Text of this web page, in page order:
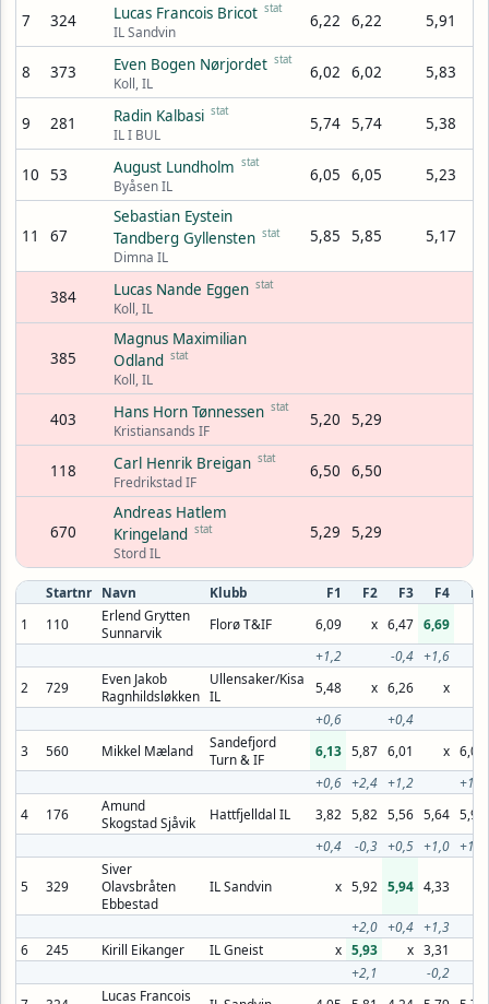
7 324 Lucas Francois Bricot stat
IL Sandvin
6,22 6,22 5,91
8 373 Even Bogen Nørjordet stat
Koll, IL
6,02 6,02 5,83
9 281 Radin Kalbasi stat
IL I BUL
5,74 5,74 5,38
10 53 August Lundholm stat
Byåsen IL
6,05 6,05 5,23
11 67
Sebastian Eystein
Tandberg Gyllensten stat
Dimna IL
5,85 5,85 5,17
384 Lucas Nande Eggen stat
Koll, IL
385
Magnus Maximilian
Odland stat
Koll, IL
403 Hans Horn Tønnessen stat
Kristiansands IF
5,20 5,29
118 Carl Henrik Breigan stat
Fredrikstad IF
6,50 6,50
670
Andreas Hatlem
Kringeland stat
Stord IL
5,29 5,29
Startnr Navn Klubb F1 F2 F3 F4
F5
1
110
Erlend Grytten
Sunnarvik
Florø T&IF 6,09 x 6,47 6,69
+1,2
-0,4 +1,6
2
729
Even Jakob
Ragnhildsløkken
Ullensaker/Kisa
IL
5,48 x 6,26 x
+0,6
+0,4
3
560 Mikkel Mæland
Sandefjord
Turn & IF
6,13 5,87 6,01 x 6,08
+0,6 +2,4 +1,2
+1,0
4
176
Amund
Skogstad Sjåvik
Hattfjelldal IL 3,82 5,82 5,56 5,64 5,94
+0,4
-0,3 +0,5 +1,0 +1,0
5 329
Siver
Olavsbråten
Ebbestad
IL Sandvin x 5,92 5,94 4,33
+2,0 +0,4 +1,3
6
245 Kirill Eikanger IL Gneist x 5,93 x 3,31
+2,1
-0,2
Lucas Francois